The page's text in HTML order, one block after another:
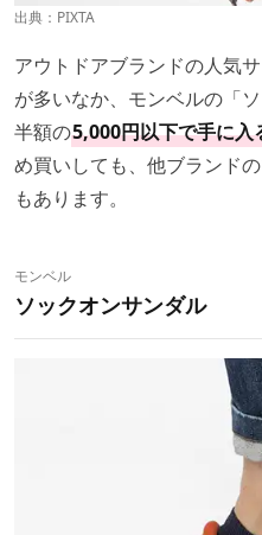
出典：PIXTA
アウトドアブランドの人気
が多いなか、モンベルの「
半額の5,000円以下で手に入
め買いしても、他ブランド
もあります。
モンベル
ソックオンサンダル